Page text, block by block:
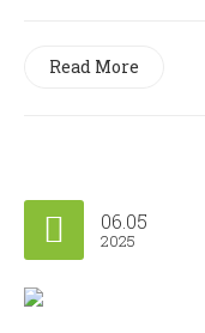
Read More
06.05
2025